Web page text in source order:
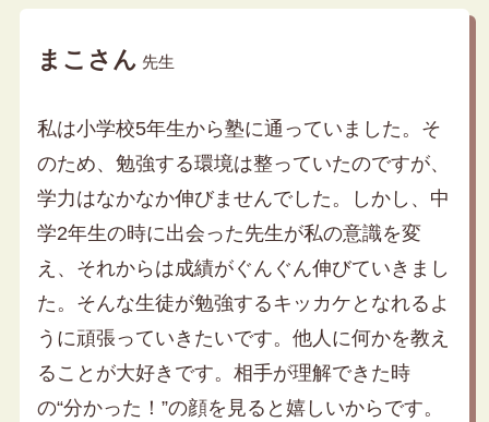
まこさん 先生
私は小学校5年生から塾に通っていました。そ
のため、勉強する環境は整っていたのですが、
学力はなかなか伸びませんでした。しかし、中
学2年生の時に出会った先生が私の意識を変
え、それからは成績がぐんぐん伸びていきまし
た。そんな生徒が勉強するキッカケとなれるよ
うに頑張っていきたいです。他人に何かを教え
ることが大好きです。相手が理解できた時
の“分かった！”の顔を見ると嬉しいからです。